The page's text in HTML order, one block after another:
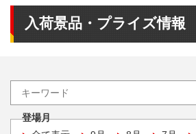
入荷景品・プライズ情報
登場月